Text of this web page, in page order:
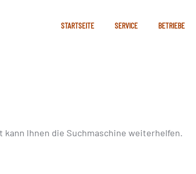
STARTSEITE SERVICE BETRIEBE
Ihnen die Suchmaschine weiterhelfen.